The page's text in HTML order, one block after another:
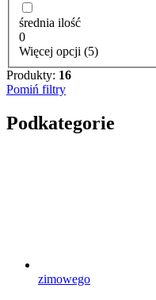
średnia ilość
0
Więcej opcji (5)
Produkty: 16
Pomiń filtry
Podkategorie
zimowego